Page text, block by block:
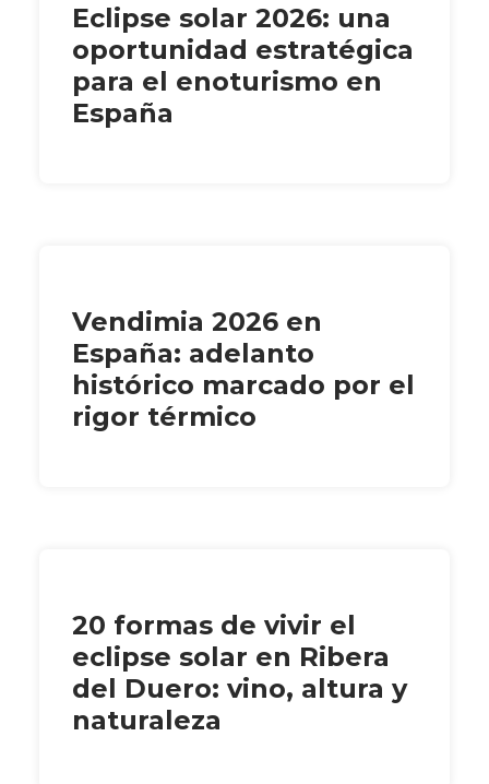
Eclipse solar 2026: una
oportunidad estratégica
para el enoturismo en
España
Vendimia 2026 en
España: adelanto
histórico marcado por el
rigor térmico
20 formas de vivir el
eclipse solar en Ribera
del Duero: vino, altura y
naturaleza